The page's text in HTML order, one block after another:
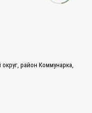
район Коммунарка,